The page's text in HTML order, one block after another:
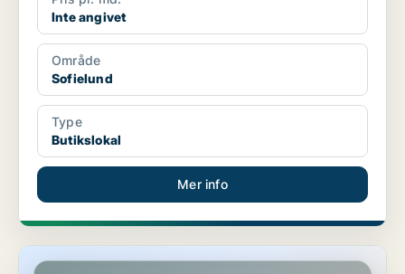
Inte angivet
Område
Sofielund
Type
Butikslokal
Mer info
Butikslokal i Sofielund